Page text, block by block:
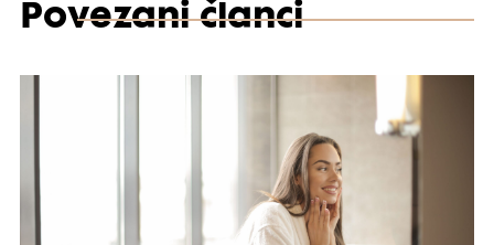
Povezani članci